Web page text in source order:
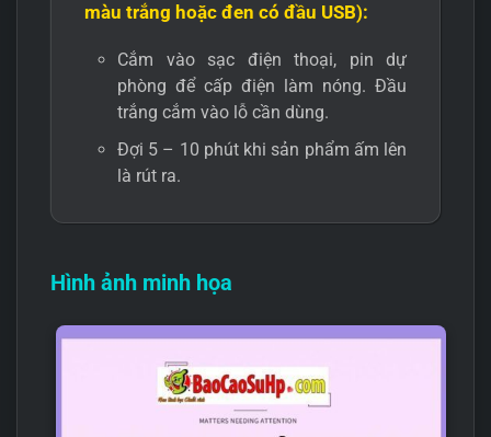
màu trắng hoặc đen có đầu USB):
Cắm vào sạc điện thoại, pin dự
phòng để cấp điện làm nóng. Đầu
trắng cắm vào lỗ cần dùng.
Đợi 5 – 10 phút khi sản phẩm ấm lên
là rút ra.
Hình ảnh minh họa